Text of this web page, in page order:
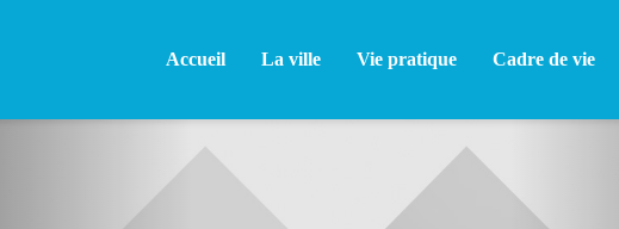
Accueil La ville Vie pratique Cadre de vie